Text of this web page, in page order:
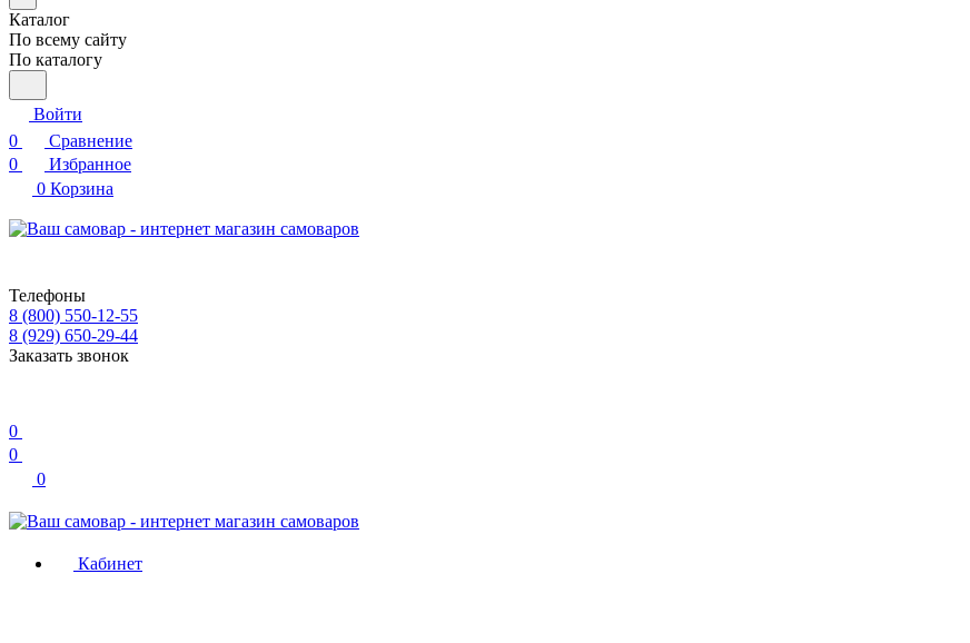
Каталог
По всему сайту
По каталогу
Войти
0
Сравнение
0
Избранное
0 Корзина
Телефоны
8 (800) 550-12-55
8 (929) 650-29-44
Заказать звонок
0
0
0
Кабинет